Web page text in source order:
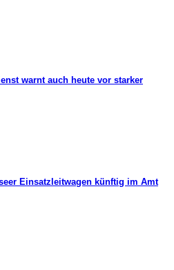
warnt auch heute vor starker
Einsatzleitwagen künftig im Amt